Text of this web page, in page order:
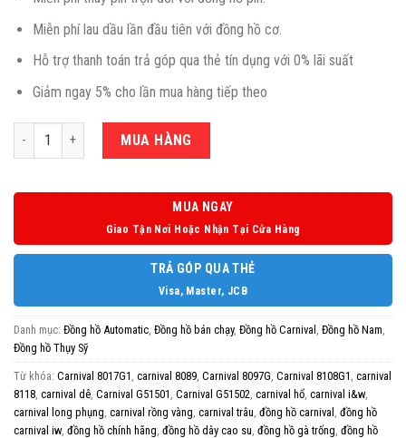
Miễn phí lau dầu lần đầu tiên với đồng hồ cơ.
Hỗ trợ thanh toán trả góp qua thẻ tín dụng với 0% lãi suất
Giảm ngay 5% cho lần mua hàng tiếp theo
Số lượng MUA HÀNG
MUA NGAY
Giao Tận Nơi Hoặc Nhận Tại Cửa Hàng
TRẢ GÓP QUA THẺ
Visa, Master, JCB
Danh mục: Đồng hồ Automatic Đồng hồ bán chạy, Đồng hồ Carnival Đồng hồ Nam
Đồng hồ Thụy Sỹ
Từ khóa: Carnival 8017G1 carnival 8089 Carnival 8097G Carnival 8108G1 carnival
8118 carnival dê Carnival G51501 Carnival G51502 carnival hổ carnival i&w,
carnival long phụng carnival rồng vàng carnival trâu đồng hồ carnival đồng hồ
carnival iw, đồng hồ chính hãng đồng hồ dây cao su đồng hồ gà trống đồng hồ